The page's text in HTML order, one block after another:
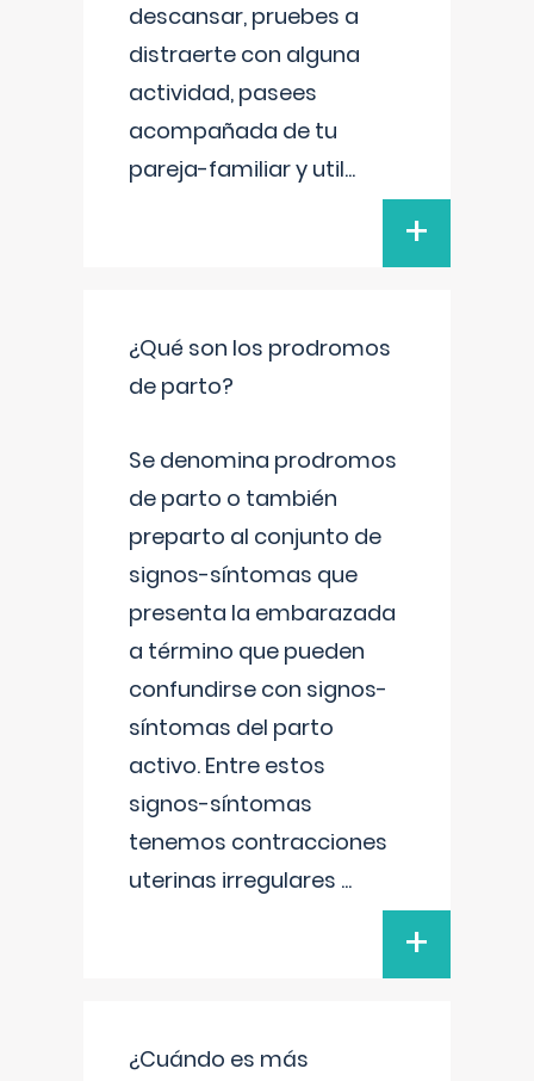
descansar, pruebes a
distraerte con alguna
actividad, pasees
acompañada de tu
pareja-familiar y util...
+
¿Qué son los prodromos
de parto?
Se denomina prodromos
de parto o también
preparto al conjunto de
signos-síntomas que
presenta la embarazada
a término que pueden
confundirse con signos-
síntomas del parto
activo. Entre estos
signos-síntomas
tenemos contracciones
uterinas irregulares ...
+
¿Cuándo es más